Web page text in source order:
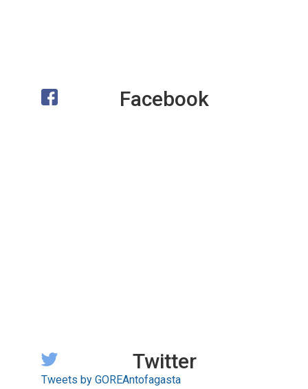
Facebook
Twitter
Tweets by GOREAntofagasta